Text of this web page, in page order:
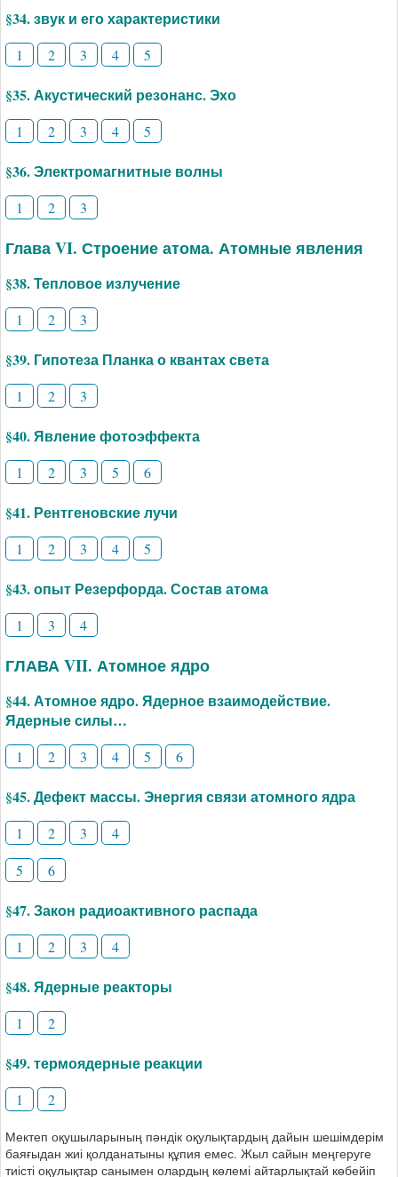
§34. звук и его характеристики
1 2 3 4 5
§35. Акустический резонанс. Эхо
1 2 3 4 5
§36. Электромагнитные волны
1 2 3
Глава VI. Строение атома. Атомные явления
§38. Тепловое излучение
1 2 3
§39. Гипотеза Планка о квантах света
1 2 3
§40. Явление фотоэффекта
1 2 3 5 6
§41. Рентгеновские лучи
1 2 3 4 5
§43. опыт Резерфорда. Состав атома
1 3 4
ГЛАВА VII. Атомное ядро
§44. Атомное ядро. Ядерное взаимодействие.
Ядерные силы…
1 2 3 4 5 6
§45. Дефект массы. Энергия связи атомного ядра
1 2 3
4
5
6
§47. Закон радиоактивного распада
1 2 3 4
§48. Ядерные реакторы
1 2
§49. термоядерные реакции
1 2
Мектеп оқушыларының пәндік оқулықтардың дайын шешімдерім
баяғыдан жиі қолданатыны құпия емес. Жыл сайын меңгеруге
тиісті оқулықтар санымен олардың көлемі айтарлықтай көбейіп